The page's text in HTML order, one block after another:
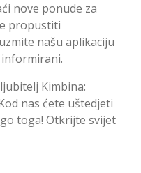
nove ponude za
propustiti
našu aplikaciju
Kimbina:
nas ćete uštedjeti
toga! Otkrijte svijet